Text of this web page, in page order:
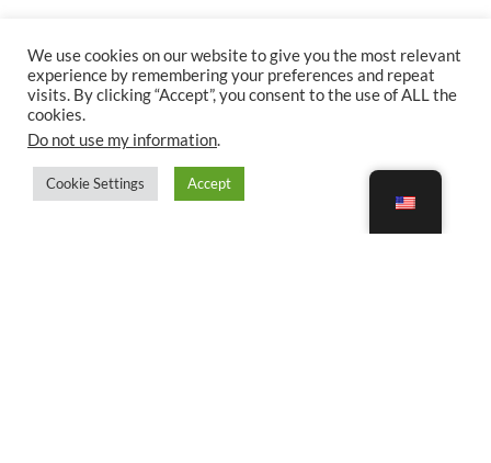
We use cookies on our website to give you the most relevant
experience by remembering your preferences and repeat
visits. By clicking “Accept”, you consent to the use of ALL the
cookies.
Do not use my information.
Cookie Settings Accept